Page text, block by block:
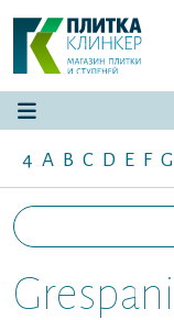
4 A B C D E F G